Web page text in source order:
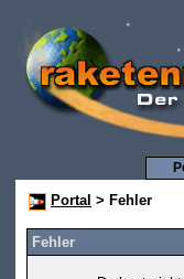
Portal > Fehler
Fehler